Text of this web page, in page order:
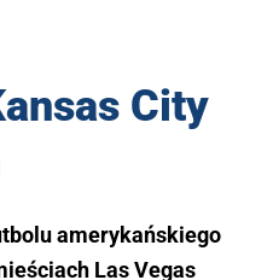
City
amerykańskiego
Las Vegas